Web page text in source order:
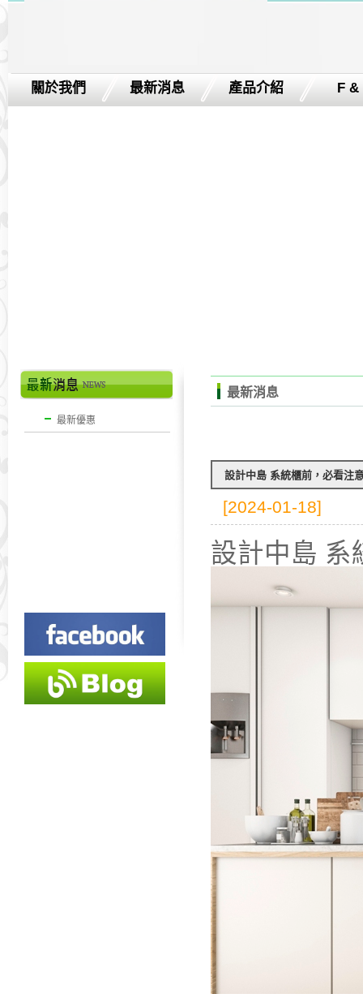
關於我們 最新消息 產品介紹 F &
最新優惠
最新消息
設計中島 系統櫃前，必看注
[2024-01-18]
設計中島 系